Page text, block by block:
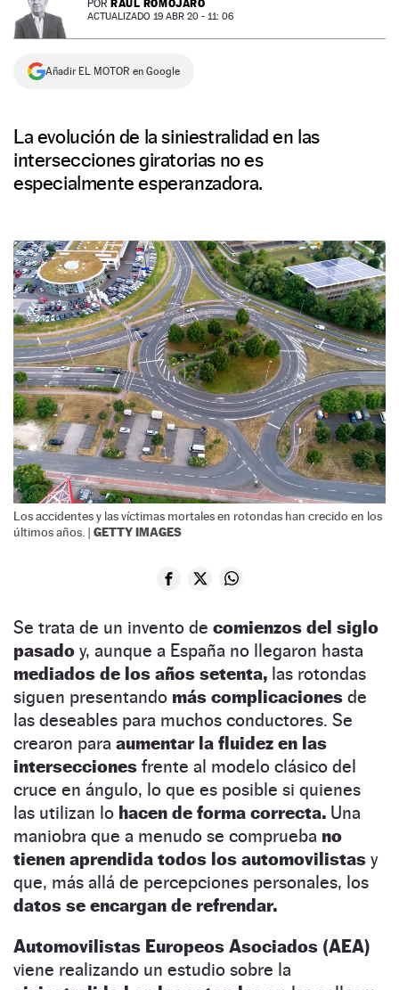
NEWSLETTER
SÍGUENOS
POR RAÚL ROMOJARO
ACTUALIZADO 19 ABR 20 - 11: 06
Añadir EL MOTOR en Google
La evolución de la siniestralidad en las
intersecciones giratorias no es
especialmente esperanzadora.
Los accidentes y las víctimas mortales en rotondas han crecido en los
últimos años. | GETTY IMAGES
Se trata de un invento de comienzos del siglo
pasado y, aunque a España no llegaron hasta
mediados de los años setenta, las rotondas
siguen presentando más complicaciones de
las deseables para muchos conductores. Se
crearon para aumentar la fluidez en las
intersecciones frente al modelo clásico del
cruce en ángulo, lo que es posible si quienes
las utilizan lo hacen de forma correcta. Una
maniobra que a menudo se comprueba no
tienen aprendida todos los automovilistas y
que, más allá de percepciones personales, los
datos se encargan de refrendar.
Automovilistas Europeos Asociados (AEA)
viene realizando un estudio sobre la